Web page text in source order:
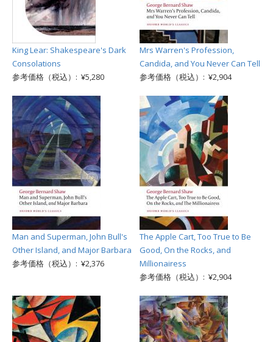
King Lear: Shakespeare's Dark
Consolations
参考価格（税込）: ¥5,280
Mrs Warren's Profession,
Candida, and You Never Can Tell
参考価格（税込）: ¥2,904
Man and Superman, John Bull's
Other Island, and Major Barbara
参考価格（税込）: ¥2,376
The Apple Cart, Too True to Be
Good, On the Rocks, and
Millionairess
参考価格（税込）: ¥2,904